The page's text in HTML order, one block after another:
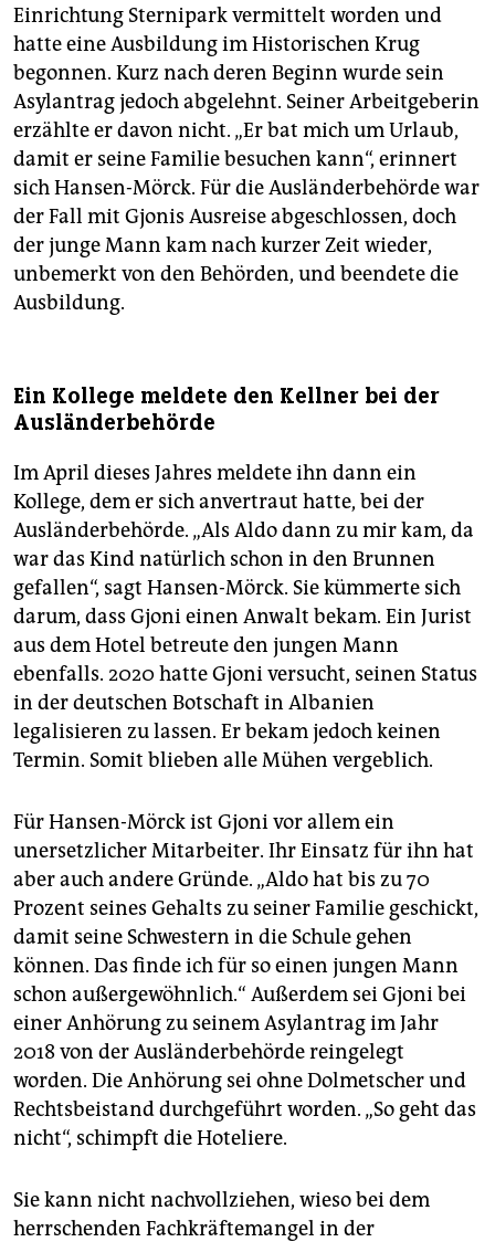
Einrichtung Sternipark vermittelt worden und
hatte eine Ausbildung im Historischen Krug
begonnen. Kurz nach deren Beginn wurde sein
Asylantrag jedoch abgelehnt. Seiner Arbeitgeberin
erzählte er davon nicht. „Er bat mich um Urlaub,
damit er seine Familie besuchen kann“, erinnert
sich Hansen-Mörck. Für die Ausländerbehörde war
der Fall mit Gjonis Ausreise abgeschlossen, doch
der junge Mann kam nach kurzer Zeit wieder,
unbemerkt von den Behörden, und beendete die
Ausbildung.
Ein Kollege meldete den Kellner bei der
Ausländerbehörde
Im April dieses Jahres meldete ihn dann ein
Kollege, dem er sich anvertraut hatte, bei der
Ausländerbehörde. „Als Aldo dann zu mir kam, da
war das Kind natürlich schon in den Brunnen
gefallen“, sagt Hansen-Mörck. Sie kümmerte sich
darum, dass Gjoni einen Anwalt bekam. Ein Jurist
aus dem Hotel betreute den jungen Mann
ebenfalls. 2020 hatte Gjoni versucht, seinen Status
in der deutschen Botschaft in Albanien
legalisieren zu lassen. Er bekam jedoch keinen
Termin. Somit blieben alle Mühen vergeblich.
Für Hansen-Mörck ist Gjoni vor allem ein
unersetzlicher Mitarbeiter. Ihr Einsatz für ihn hat
aber auch andere Gründe. „Aldo hat bis zu 70
Prozent seines Gehalts zu seiner Familie geschickt,
damit seine Schwestern in die Schule gehen
können. Das finde ich für so einen jungen Mann
schon außergewöhnlich.“ Außerdem sei Gjoni bei
einer Anhörung zu seinem Asylantrag im Jahr
2018 von der Ausländerbehörde reingelegt
worden. Die Anhörung sei ohne Dolmetscher und
Rechtsbeistand durchgeführt worden. „So geht das
nicht“, schimpft die Hoteliere.
Sie kann nicht nachvollziehen, wieso bei dem
herrschenden Fachkräftemangel in der